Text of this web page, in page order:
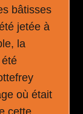
bâtisses
jetée à
la
où était
cette